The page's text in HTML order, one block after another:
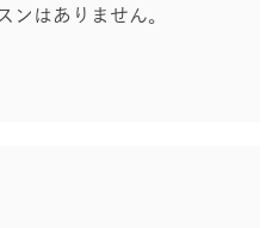
ンはありません。